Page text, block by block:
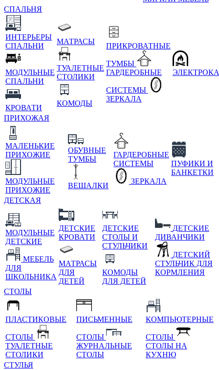
СПАЛЬНЯ
ИНТЕРЬЕРЫ
СПАЛЬНИ
МОДУЛЬНЫЕ
СПАЛЬНИ
КРОВАТИ
МАТРАСЫ
ТУАЛЕТНЫЕ
СТОЛИКИ
КОМОДЫ
ПРИКРОВАТНЫЕ
ТУМБЫ
ГАРДЕРОБНЫЕ
СИСТЕМЫ
ЗЕРКАЛА
ПРИХОЖАЯ
МАЛЕНЬКИЕ
ПРИХОЖИЕ
МОДУЛЬНЫЕ
ПРИХОЖИЕ
ОБУВНЫЕ
ТУМБЫ
ВЕШАЛКИ
ГАРДЕРОБНЫЕ
СИСТЕМЫ
ЗЕРКАЛА
ПУФИКИ И
БАНКЕТКИ
ДЕТСКАЯ
МОДУЛЬНЫЕ
ДЕТСКИЕ
МЕБЕЛЬ
ДЛЯ
ШКОЛЬНИКА
ДЕТСКИЕ
КРОВАТИ
МАТРАСЫ
ДЛЯ
ДЕТЕЙ
ДЕТСКИЕ
СТОЛЫ И
СТУЛЬЧИКИ
КОМОДЫ
ДЛЯ ДЕТЕЙ
ДЕТСКИЕ
ДИВАНЧИКИ
ДЕТСКИЙ
СТУЛЬЧИК ДЛЯ
КОРМЛЕНИЯ
СТОЛЫ
ПЛАСТИКОВЫЕ
СТОЛЫ
ТУАЛЕТНЫЕ
СТОЛИКИ
ПИСЬМЕННЫЕ
СТОЛЫ
ЖУРНАЛЬНЫЕ
СТОЛЫ
КОМПЬЮТЕРНЫЕ
СТОЛЫ
СТОЛЫ НА
КУХНЮ
СТУЛЬЯ